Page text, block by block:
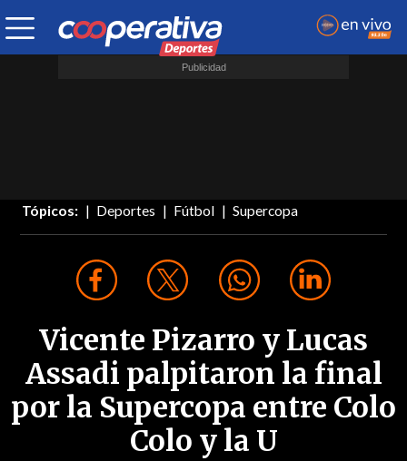
Tópicos: Deportes Fútbol Supercopa
Vicente Pizarro y Lucas
Assadi palpitaron la final
por la Supercopa entre Colo
Colo y la U